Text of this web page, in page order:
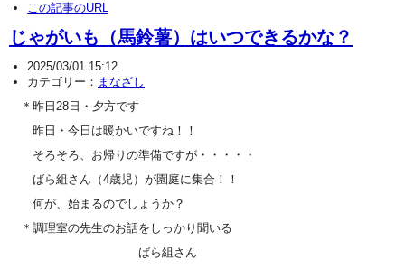
この記事のURL
じゃがいも（馬鈴薯）はいつできるかな？
2025/03/01 15:12
カテゴリー： まなざし
＊昨日28日・夕方です
昨日・今日は暖かいですね！！
そろそろ、お帰りの準備ですが・・・・・
ばら組さん（4歳児）が園庭に集合！！
何が、始まるのでしょうか？
＊調理室の先生のお話をしっかり聞いる
ばら組さん